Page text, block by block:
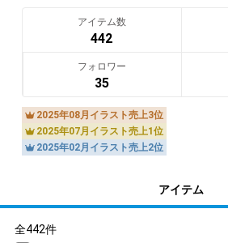
アイテム数
442
フォロワー
35
2025年08月イラスト売上3位
2025年07月イラスト売上1位
2025年02月イラスト売上2位
アイテム
全442件